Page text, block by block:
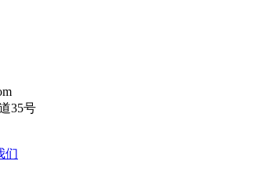
35号
们